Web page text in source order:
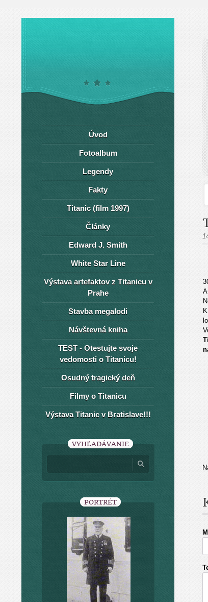
Úvod
Fotoalbum
Legendy
Fakty
Titanic (film 1997)
Články
Edward J. Smith
White Star Line
Výstava artefaktov z Titanicu v
Prahe
Stavba megalodi
Návštevná kniha
TEST - Otestujte svoje
vedomosti o Titanicu!
Osudný tragický deň
Filmy o Titanicu
Výstava Titanic v Bratislave!!!
VYHĽADÁVANIE
PORTRÉT